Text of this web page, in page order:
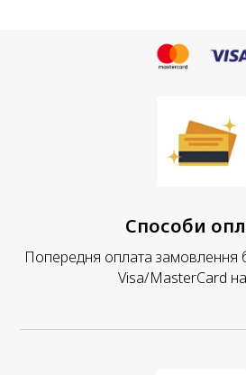
Способи
Попередня оплата замовлення
Visa/MasterCard на